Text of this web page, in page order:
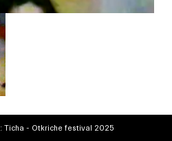
: Ticha - Otkriche festival 2025